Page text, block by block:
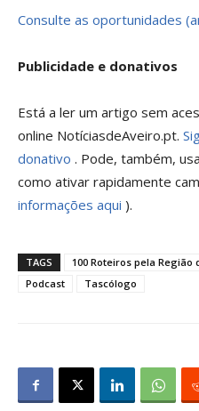
Consulte as oportunidades
Publicidade e donativos
Está a ler um artigo sem
online NotíciasdeAveiro.pt.
donativo . Pode, também,
como ativar rapidamente
informações aqui ).
TAGS 100 Roteiros pela Região
Podcast
Tascólogo